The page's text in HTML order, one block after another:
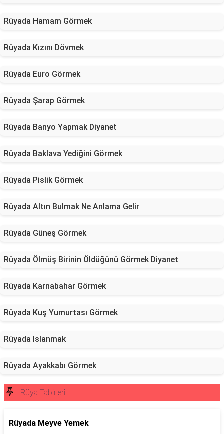
Rüyada Hamam Görmek
Rüyada Kızını Dövmek
Rüyada Euro Görmek
Rüyada Şarap Görmek
Rüyada Banyo Yapmak Diyanet
Rüyada Baklava Yediğini Görmek
Rüyada Pislik Görmek
Rüyada Altın Bulmak Ne Anlama Gelir
Rüyada Güneş Görmek
Rüyada Ölmüş Birinin Öldüğünü Görmek Diyanet
Rüyada Karnabahar Görmek
Rüyada Kuş Yumurtası Görmek
Rüyada Islanmak
Rüyada Ayakkabı Görmek
Rüya Tabirleri
Rüyada Meyve Yemek